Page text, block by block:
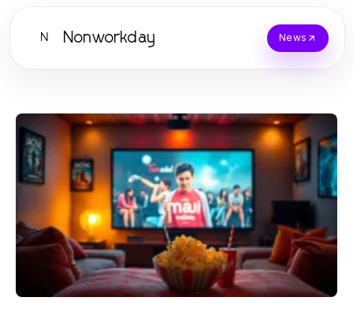
N Nonworkday News